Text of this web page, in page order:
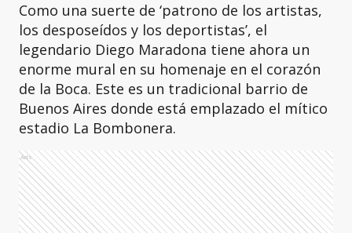
Como una suerte de ‘patrono de los artistas,
los desposeídos y los deportistas’, el
legendario Diego Maradona tiene ahora un
enorme mural en su homenaje en el corazón
de la Boca. Este es un tradicional barrio de
Buenos Aires donde está emplazado el mítico
estadio La Bombonera.
Ads